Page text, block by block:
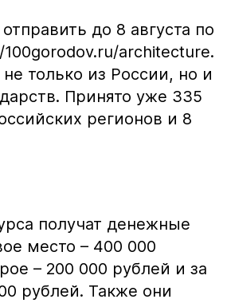
до 8 августа по
architecture.
только из России, но и
Принято уже 335
регионов и 8
получат денежные
место – 400 000
– 200 000 рублей и за
рублей. Также они